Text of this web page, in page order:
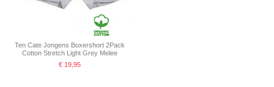
Ten Cate Jongens Boxershort 2Pack
Cotton Stretch Light Grey Melee
€ 19,95